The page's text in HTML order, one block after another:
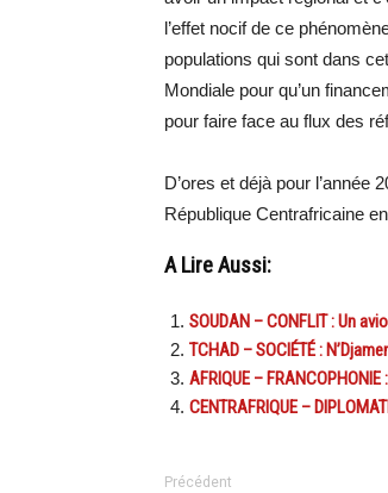
l’effet nocif de ce
populations qui sont dans
Mondiale pour qu’un
pour faire face au flux des
D’ores et déjà pour l’année
République Centrafricaine
A Lire Aussi:
SOUDAN – CONFLIT : Un
TCHAD – SOCIÉTÉ :
AFRIQUE –
CENTRAFRIQUE –
Précédent